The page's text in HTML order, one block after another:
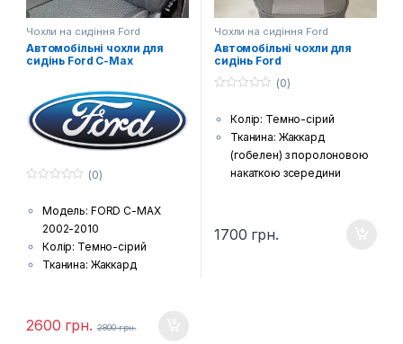
Чохли на сидіння Ford
Автомобільні чохли для
сидінь Ford C-Max
5
(0)
Модель: FORD C-MAX
2002-2010
Колір: Темно-сірий
Тканина: Жаккард
Країна виробник: Україна
Комплектація: Передні
2600 грн. 2800грн.
Чохли на сидіння Ford
Автомобільні чохли для
сидінь Ford
5
(0)
Колір: Темно-сірий
Тканина: Жаккард
(гобелен) з поролоновою
накаткою зсередини
сидіння, задній диван та
спинка, підголовники (за
1700 грн.